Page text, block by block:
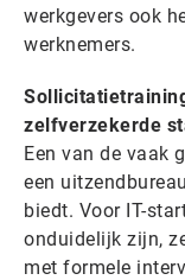
werkgevers ook
werknemers.
zelfverzekerde
Een van de vaak
een
biedt. Voor IT-
onduidelijk zijn,
met formele